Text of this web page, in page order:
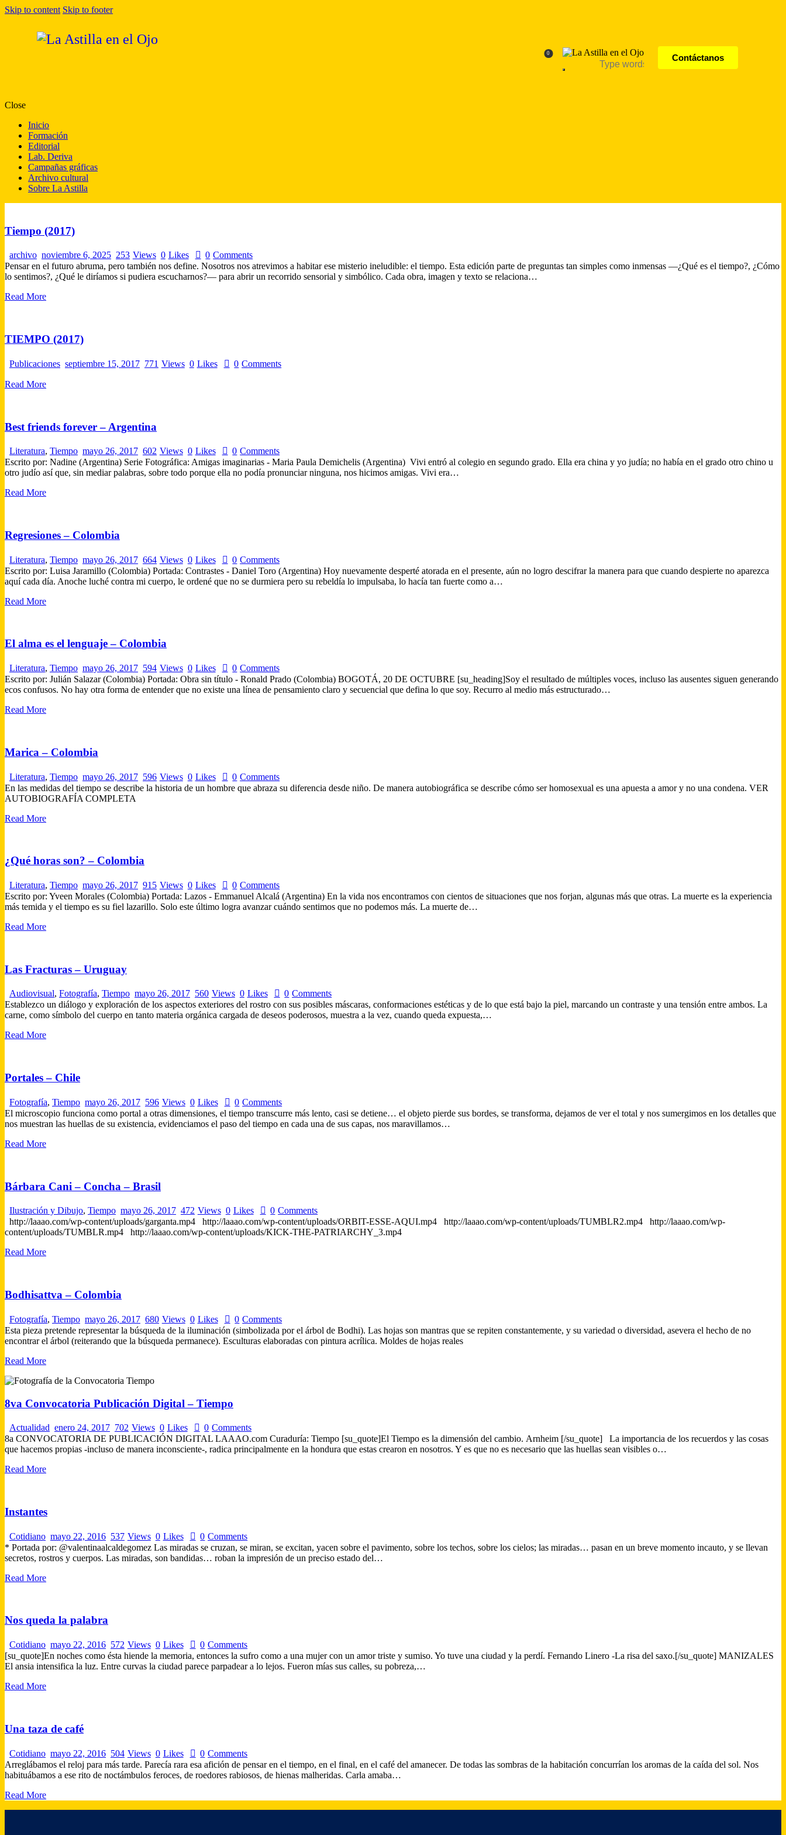
Skip to content Skip to footer
0 Contáctanos
Close
Inicio
Formación
Editorial
Lab. Deriva
Campañas gráficas
Archivo cultural
Sobre La Astilla
Tiempo (2017)
archivo noviembre 6, 2025 253 Views 0 Likes 0 Comments
Pensar en el futuro abruma, pero también nos define. Nosotros nos atrevimos a habitar ese misterio ineludible: el tiempo. Esta edición parte de preguntas tan simples como inmensas —¿Qué es el tiempo?, ¿Cómo
lo sentimos?, ¿Qué le diríamos si pudiera escucharnos?— para abrir un recorrido sensorial y simbólico. Cada obra, imagen y texto se relaciona…
Read More
TIEMPO (2017)
Publicaciones septiembre 15, 2017 771 Views 0 Likes 0 Comments
Read More
Best friends forever – Argentina
Literatura, Tiempo mayo 26, 2017 602 Views 0 Likes 0 Comments
Escrito por: Nadine (Argentina) Serie Fotográfica: Amigas imaginarias - Maria Paula Demichelis (Argentina) Vivi entró al colegio en segundo grado. Ella era china y yo judía; no había en el grado otro chino u
otro judío así que, sin mediar palabras, sobre todo porque ella no podía pronunciar ninguna, nos hicimos amigas. Vivi era…
Read More
Regresiones – Colombia
Literatura, Tiempo mayo 26, 2017 664 Views 0 Likes 0 Comments
Escrito por: Luisa Jaramillo (Colombia) Portada: Contrastes - Daniel Toro (Argentina) Hoy nuevamente desperté atorada en el presente, aún no logro descifrar la manera para que cuando despierte no aparezca
aquí cada día. Anoche luché contra mi cuerpo, le ordené que no se durmiera pero su rebeldía lo impulsaba, lo hacía tan fuerte como a…
Read More
El alma es el lenguaje – Colombia
Literatura, Tiempo mayo 26, 2017 594 Views 0 Likes 0 Comments
Escrito por: Julián Salazar (Colombia) Portada: Obra sin título - Ronald Prado (Colombia) BOGOTÁ, 20 DE OCTUBRE [su_heading]Soy el resultado de múltiples voces, incluso las ausentes siguen generando
ecos confusos. No hay otra forma de entender que no existe una línea de pensamiento claro y secuencial que defina lo que soy. Recurro al medio más estructurado…
Read More
Marica – Colombia
Literatura, Tiempo mayo 26, 2017 596 Views 0 Likes 0 Comments
En las medidas del tiempo se describe la historia de un hombre que abraza su diferencia desde niño. De manera autobiográfica se describe cómo ser homosexual es una apuesta a amor y no una condena. VER
AUTOBIOGRAFÍA COMPLETA
Read More
¿Qué horas son? – Colombia
Literatura, Tiempo mayo 26, 2017 915 Views 0 Likes 0 Comments
Escrito por: Yveen Morales (Colombia) Portada: Lazos - Emmanuel Alcalá (Argentina) En la vida nos encontramos con cientos de situaciones que nos forjan, algunas más que otras. La muerte es la experiencia
más temida y el tiempo es su fiel lazarillo. Solo este último logra avanzar cuándo sentimos que no podemos más. La muerte de…
Read More
Las Fracturas – Uruguay
Audiovisual, Fotografía, Tiempo mayo 26, 2017 560 Views 0 Likes 0 Comments
Establezco un diálogo y exploración de los aspectos exteriores del rostro con sus posibles máscaras, conformaciones estéticas y de lo que está bajo la piel, marcando un contraste y una tensión entre ambos. La
carne, como símbolo del cuerpo en tanto materia orgánica cargada de deseos poderosos, muestra a la vez, cuando queda expuesta,…
Read More
Portales – Chile
Fotografía, Tiempo mayo 26, 2017 596 Views 0 Likes 0 Comments
El microscopio funciona como portal a otras dimensiones, el tiempo transcurre más lento, casi se detiene… el objeto pierde sus bordes, se transforma, dejamos de ver el total y nos sumergimos en los detalles que
nos muestran las huellas de su existencia, evidenciamos el paso del tiempo en cada una de sus capas, nos maravillamos…
Read More
Bárbara Cani – Concha – Brasil
Ilustración y Dibujo, Tiempo mayo 26, 2017 472 Views 0 Likes 0 Comments
http://laaao.com/wp-content/uploads/garganta.mp4 http://laaao.com/wp-content/uploads/ORBIT-ESSE-AQUI.mp4 http://laaao.com/wp-content/uploads/TUMBLR2.mp4 http://laaao.com/wp-
content/uploads/TUMBLR.mp4 http://laaao.com/wp-content/uploads/KICK-THE-PATRIARCHY_3.mp4
Read More
Bodhisattva – Colombia
Fotografía, Tiempo mayo 26, 2017 680 Views 0 Likes 0 Comments
Esta pieza pretende representar la búsqueda de la iluminación (simbolizada por el árbol de Bodhi). Las hojas son mantras que se repiten constantemente, y su variedad o diversidad, asevera el hecho de no
encontrar el árbol (reiterando que la búsqueda permanece). Esculturas elaboradas con pintura acrílica. Moldes de hojas reales
Read More
8va Convocatoria Publicación Digital – Tiempo
Actualidad enero 24, 2017 702 Views 0 Likes 0 Comments
8a CONVOCATORIA DE PUBLICACIÓN DIGITAL LAAAO.com Curaduría: Tiempo [su_quote]El Tiempo es la dimensión del cambio. Arnheim [/su_quote] La importancia de los recuerdos y las cosas
que hacemos propias -incluso de manera inconsciente-, radica principalmente en la hondura que estas crearon en nosotros. Y es que no es necesario que las huellas sean visibles o…
Read More
Instantes
Cotidiano mayo 22, 2016 537 Views 0 Likes 0 Comments
* Portada por: @valentinaalcaldegomez Las miradas se cruzan, se miran, se excitan, yacen sobre el pavimento, sobre los techos, sobre los cielos; las miradas… pasan en un breve momento incauto, y se llevan
secretos, rostros y cuerpos. Las miradas, son bandidas… roban la impresión de un preciso estado del…
Read More
Nos queda la palabra
Cotidiano mayo 22, 2016 572 Views 0 Likes 0 Comments
[su_quote]En noches como ésta hiende la memoria, entonces la sufro como a una mujer con un amor triste y sumiso. Yo tuve una ciudad y la perdí. Fernando Linero -La risa del saxo.[/su_quote] MANIZALES
El ansia intensifica la luz. Entre curvas la ciudad parece parpadear a lo lejos. Fueron mías sus calles, su pobreza,…
Read More
Una taza de café
Cotidiano mayo 22, 2016 504 Views 0 Likes 0 Comments
Arreglábamos el reloj para más tarde. Parecía rara esa afición de pensar en el tiempo, en el final, en el café del amanecer. De todas las sombras de la habitación concurrían los aromas de la caída del sol. Nos
habituábamos a ese rito de noctámbulos feroces, de roedores rabiosos, de hienas malheridas. Carla amaba…
Read More